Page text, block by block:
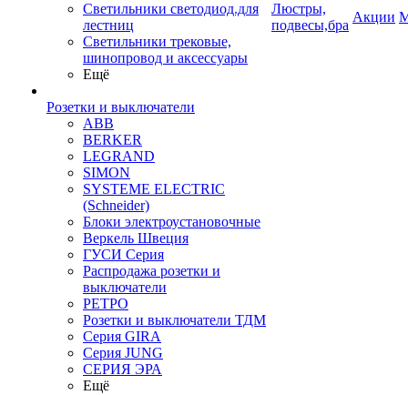
Светильники светодиод.для
лестниц
Светильники трековые,
шинопровод и аксессуары
Ещё
Розетки и выключатели
ABB
BERKER
LEGRAND
SIMON
SYSTEME ELECTRIC
(Schneider)
Блоки электроустановочные
Веркель Швеция
ГУСИ Серия
Распродажа розетки и
выключатели
РЕТРО
Розетки и выключатели ТДМ
Серия GIRA
Серия JUNG
СЕРИЯ ЭРА
Ещё
Люстры,
подвесы,бра
Акции